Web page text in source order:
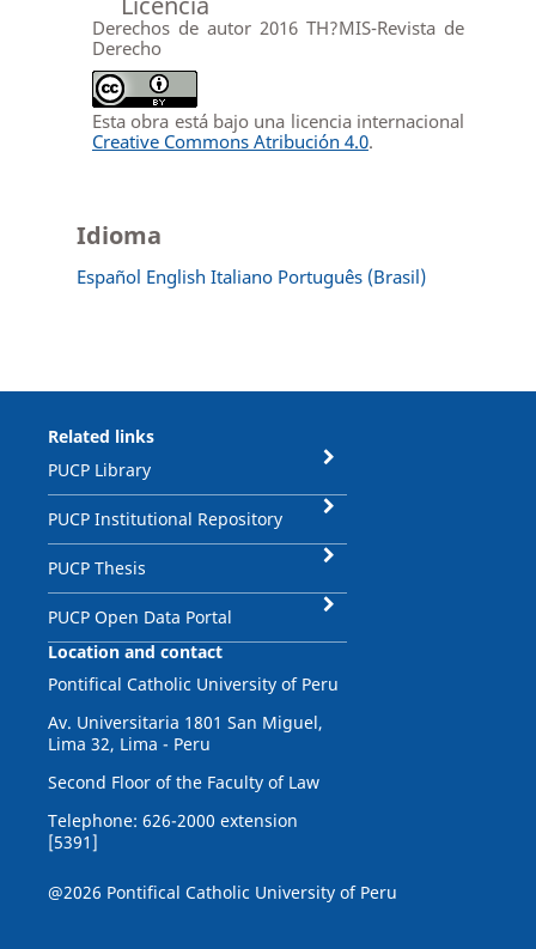
Derechos de autor 2016 TH?MIS-Revista de
Derecho
Esta obra está bajo una licencia internacional
Creative Commons Atribución 4.0.
Idioma
Español English Italiano Português (Brasil)
Related links
PUCP Library
PUCP Institutional Repository
PUCP Thesis
PUCP Open Data Portal
Location and contact
Pontifical Catholic University of Peru
Av. Universitaria 1801 San Miguel,
Lima 32, Lima - Peru
Second Floor of the Faculty of Law
Telephone: 626-2000 extension
[5391]
@2026 Pontifical Catholic University of Peru